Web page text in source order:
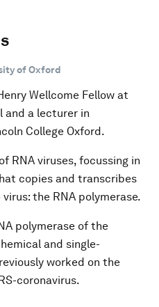
of Oxford
Wellcome Fellow at
and a lecturer in
College Oxford.
RNA viruses, focussing in
copies and transcribes
the RNA polymerase.
polymerase of the
and single-
worked on the
coronavirus.